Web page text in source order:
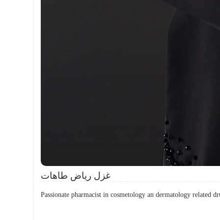
غزل رياض طاهات
Passionate pharmacist in cosmetology an dermatology related